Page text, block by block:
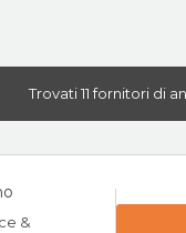
Trovati 11 fornitori di
&